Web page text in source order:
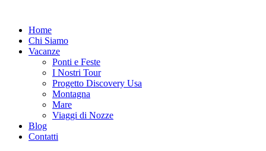
contenutoHome
Chi Siamo
Vacanze
Ponti e Feste
I Nostri Tour
Progetto Discovery Usa
Montagna
Mare
Viaggi di Nozze
Blog
Contatti